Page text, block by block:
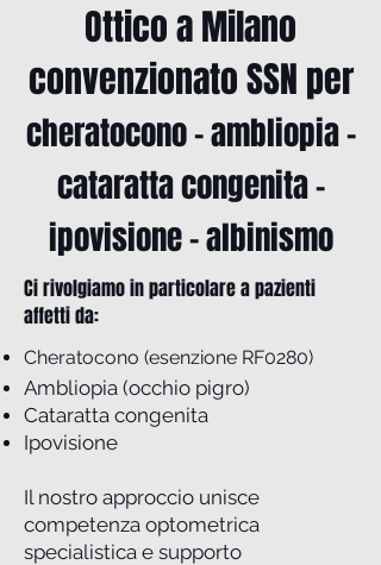
Ottico a Milano
convenzionato SSN per
cheratocono - ambliopia -
cataratta congenita -
ipovisione - albinismo
Ci rivolgiamo in particolare a pazienti
affetti da:
Cheratocono (esenzione RF0280)
Ambliopia (occhio pigro)
Cataratta congenita
Ipovisione
Il nostro approccio unisce
competenza optometrica
specialistica e supporto